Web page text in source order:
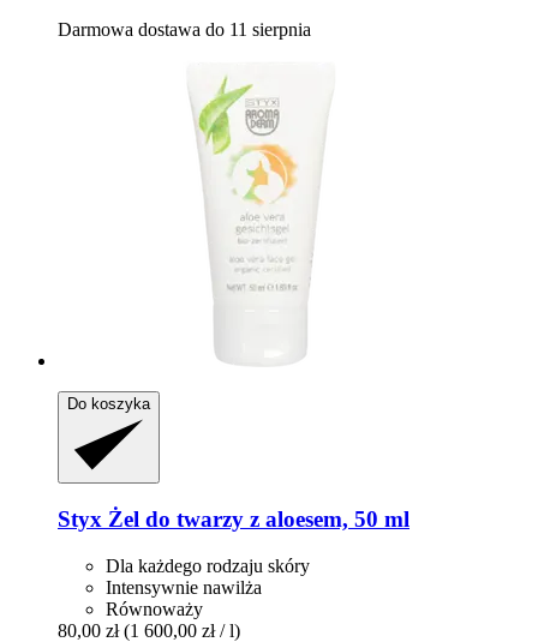
Darmowa dostawa do 11 sierpnia
Do koszyka
Styx Żel do twarzy z aloesem, 50 ml
Dla każdego rodzaju skóry
Intensywnie nawilża
Równoważy
80,00 zł (1 600,00 zł / l)